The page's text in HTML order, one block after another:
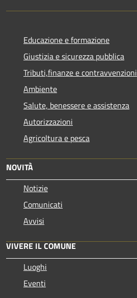
Educazione e formazione
Giustizia e sicurezza pubblica
Tributi,finanze e contravvenzioni
Ambiente
Salute, benessere e assistenza
Autorizzazioni
Agricoltura e pesca
NOVITÀ
Notizie
Comunicati
Avvisi
VIVERE IL COMUNE
Luoghi
Eventi